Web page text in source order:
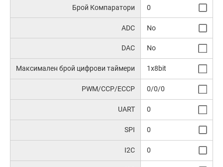
Брой Компаратори 0
ADC No
DAC No
Максимален брой цифрови таймери 1x8bit
PWM/CCP/ECCP 0/0/0
UART 0
SPI 0
I2C 0